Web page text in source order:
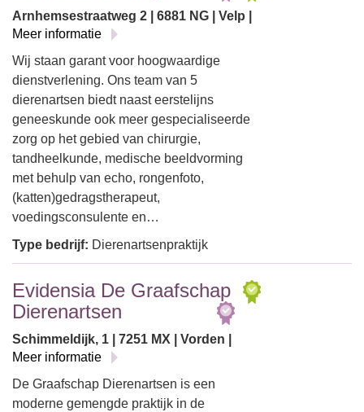
Arnhemsestraatweg 2 | 6881 NG | Velp |
Meer informatie
Wij staan garant voor hoogwaardige
dienstverlening. Ons team van 5
dierenartsen biedt naast eerstelijns
geneeskunde ook meer gespecialiseerde
zorg op het gebied van chirurgie,
tandheelkunde, medische beeldvorming
met behulp van echo, rongenfoto,
(katten)gedragstherapeut,
voedingsconsulente en…
Type bedrijf: Dierenartsenpraktijk
Evidensia De Graafschap
Dierenartsen
Schimmeldijk, 1 | 7251 MX | Vorden |
Meer informatie
De Graafschap Dierenartsen is een
moderne gemengde praktijk in de